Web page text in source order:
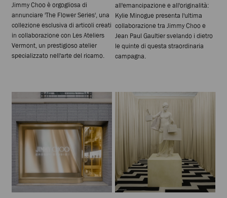
Jimmy Choo è orgogliosa di
annunciare 'The Flower Series', una
collezione esclusiva di articoli creati
in collaborazione con Les Ateliers
Vermont, un prestigioso atelier
specializzato nell'arte del ricamo.
all'emancipazione e all'originalità:
Kylie Minogue presenta l'ultima
collaborazione tra Jimmy Choo e
Jean Paul Gaultier svelando i dietro
le quinte di questa straordinaria
campagna.